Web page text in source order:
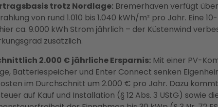
trotz Nordlage:Bremerhaven verfügt
von rund 1.010 bis 1.040 kWh/m² pro Jahr. Eine
ca. 9.000 kWh Strom jährlich – der Küstenwind
zusätzlich.
2.000 € jährliche Ersparnis:Mit einer PV-
Batteriespeicher und Enter Connect senken
im Durchschnitt um 2.000 € pro Jahr. Dazu kommt
auf Kauf und Installation (§ 12 Abs. 3 UStG) sowie